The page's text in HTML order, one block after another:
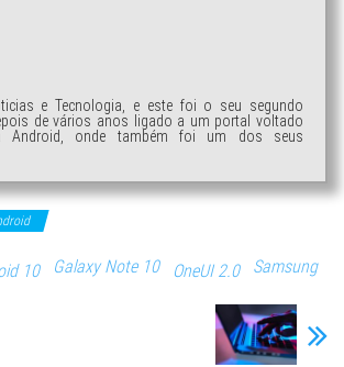
e Tecnologia, e este foi o seu segundo
de vários anos ligado a um portal voltado
Android, onde também foi um dos seus
10 Galaxy Note 10 OneUI 2.0 Samsung